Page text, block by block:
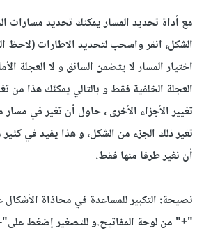
مع أداة تحديد المسار يمكنك تحديد مسارات
الشكل، انقر واسحب لتحديد الاطارات (لاحظ
اختيارالمسارلا يتضمن السائق و لا العجلة
العجلة الخلفية فقط و بالتالي يمكنّك هذا من
تغيير الأجزاء الأخرى ، حاول أن تغير في
تغير ذلك الجزء من الشكل، و هذا يفيد في كثير
أن نغير طرفا منها فقط.
نصيحة: التكبيرللمساعدة في محاذاة
"
+
"منلوحة المفاتيح.و للتصغيرإضغط على"